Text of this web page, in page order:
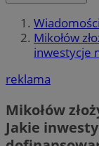
Mikołów
inwestycje
reklama
Mikołów
Jakie